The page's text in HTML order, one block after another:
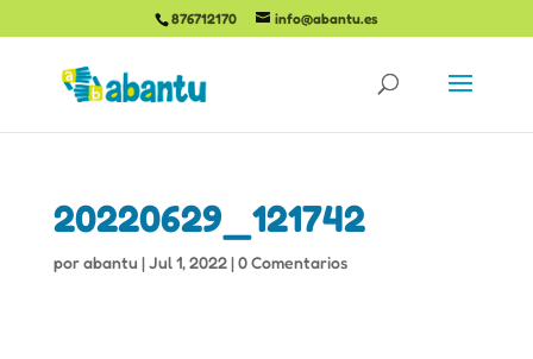
876712170 info@abantu.es
20220629_121742
porabantu |Jul 1, 2022|0 Comentarios